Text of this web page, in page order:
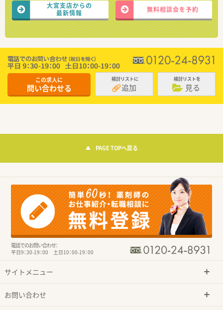
大宮支店からの
最新情報
無料相談会を予約
この求人に
問い合わせる
検討リストに
追加
検討リストを
見る
PAGE TOPへ戻る
電話でのお問い合わせ：
平日9：30-19：00 土日10：00-19：00
サイトメニュー
お問い合わせ